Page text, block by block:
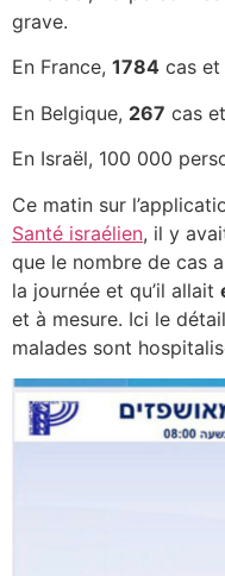
grave.
En France, 1784 cas et
En Belgique, 267 cas et
En Israël, 100 000
Ce matin sur
Santé israélien, il y
que le nombre de cas
la journée et qu’il allait
et à mesure. Ici le
malades sont